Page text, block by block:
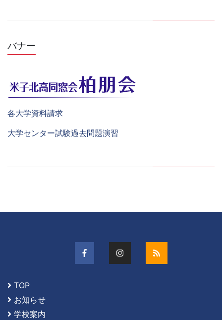
バナー
各大学資料請求
大学センター試験過去問題演習
TOP
お知らせ
学校案内